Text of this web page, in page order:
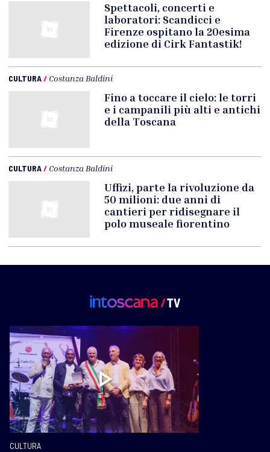
Spettacoli, concerti e
laboratori: Scandicci e
Firenze ospitano la 20esima
edizione di Cirk Fantastik!
CULTURA/ Costanza Baldini
Fino a toccare il cielo: le torri
e i campanili più alti e antichi
della Toscana
CULTURA/ Costanza Baldini
Uffizi, parte la rivoluzione da
50 milioni: due anni di
cantieri per ridisegnare il
polo museale fiorentino
CULTURA